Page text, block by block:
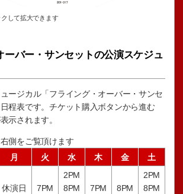
して拡大できます
ーバー・サンセットの公演スケジュ
ージカル「フライング・オーバー・サンセ
程表です。チケット購入ボタンから進む
示されます。
側をご覧頂けます
月 火 水 木 金
土
休演日
7PM
2PM
8PM
7PM 8PM
2PM
8PM